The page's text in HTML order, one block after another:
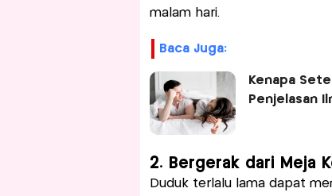
malam hari.
Baca Juga:
Kenapa
Penjelasan
2. Bergerak dari Meja
Duduk terlalu lama dapat